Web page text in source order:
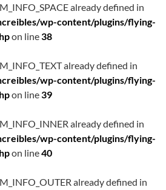
already defined in
wp-content/plugins/flying-
on line38
already defined in
wp-content/plugins/flying-
on line39
already defined in
wp-content/plugins/flying-
on line40
already defined in